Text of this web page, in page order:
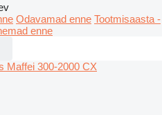
Odavamad enne Tootmisaasta -
enne